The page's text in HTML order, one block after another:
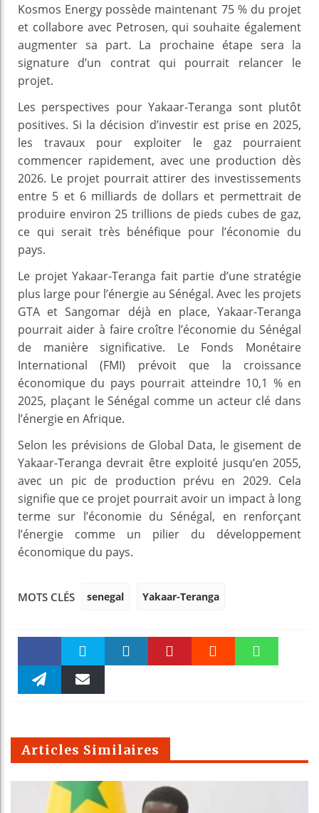
Kosmos Energy possède maintenant 75 % du projet
et collabore avec Petrosen, qui souhaite également
augmenter sa part. La prochaine étape sera la
signature d’un contrat qui pourrait relancer le
projet.
Les perspectives pour Yakaar-Teranga sont plutôt
positives. Si la décision d’investir est prise en 2025,
les travaux pour exploiter le gaz pourraient
commencer rapidement, avec une production dès
2026. Le projet pourrait attirer des investissements
entre 5 et 6 milliards de dollars et permettrait de
produire environ 25 trillions de pieds cubes de gaz,
ce qui serait très bénéfique pour l’économie du
pays.
Le projet Yakaar-Teranga fait partie d’une stratégie
plus large pour l’énergie au Sénégal. Avec les projets
GTA et Sangomar déjà en place, Yakaar-Teranga
pourrait aider à faire croître l’économie du Sénégal
de manière significative. Le Fonds Monétaire
International (FMI) prévoit que la croissance
économique du pays pourrait atteindre 10,1 % en
2025, plaçant le Sénégal comme un acteur clé dans
l’énergie en Afrique.
Selon les prévisions de Global Data, le gisement de
Yakaar-Teranga devrait être exploité jusqu’en 2055,
avec un pic de production prévu en 2029. Cela
signifie que ce projet pourrait avoir un impact à long
terme sur l’économie du Sénégal, en renforçant
l’énergie comme un pilier du développement
économique du pays.
MOTS CLÉS senegal Yakaar-Teranga
Faceboo Twitter
m
Articles Similaires